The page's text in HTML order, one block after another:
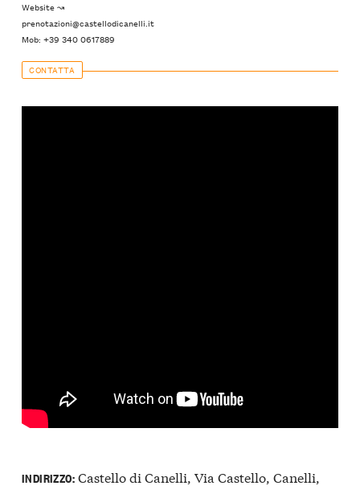
Website ↝
prenotazioni@castellodicanelli.it
Mob: +39 340 0617889
CONTATTA
INDIRIZZO:Castello di Canelli, Via Castello, Canelli,